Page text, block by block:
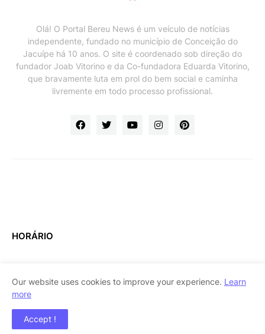
Olá! O Portal Bereu News é um veículo de notícias
independente, fundado no município de Conceição do
Jacuípe há 10 anos. O site é coordenado sob direção do
fundador Joab Vitorino e da Co-fundadora Eduarda Vitorino,
que bravamente luta em prol do bem social e caminha
livremente em todo processo profissional.
HORÁRIO
Our website uses cookies to improve your experience. Learn
more
Accept !